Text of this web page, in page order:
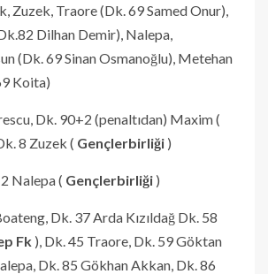
Zuzek, Traore (Dk. 69 Samed Onur),
Dilhan Demir), Nalepa,
(Dk. 69 Sinan Osmanoğlu), Metehan
Koita)
Dk. 90+2 (penaltıdan) Maxim (
8 Zuzek ( Gençlerbirliği )
Nalepa ( Gençlerbirliği )
Dk. 37 Arda Kızıldağ Dk. 58
Fk ), Dk. 45 Traore, Dk. 59 Göktan
Dk. 85 Gökhan Akkan, Dk. 86